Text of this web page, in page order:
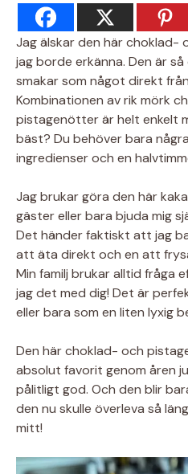
Jag älskar den här choklad-
jag borde erkänna. Den är
smakar som något direkt
Kombinationen av rik mörk
pistagenötter är helt enkelt
bäst? Du behöver bara
ingredienser och en
Jag brukar göra den här
gäster eller bara bjuda mig
Det händer faktiskt att jag
att äta direkt och en att
Min familj brukar alltid fråga
jag det med dig! Det är
eller bara som en liten lyxig
Den här choklad- och
absolut favorit genom åren
pålitligt god. Och den blir
den nu skulle överleva så
mitt!